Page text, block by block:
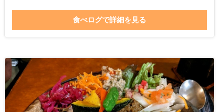
食べログで詳細を見る